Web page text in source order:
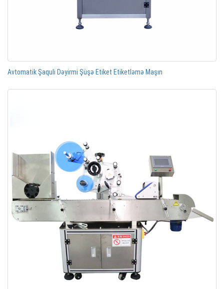
Avtomatik Şaquli Dəyirmi Şüşə Etiket Etiketləmə Maşın